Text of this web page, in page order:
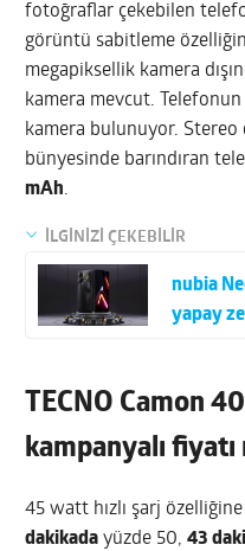
fotoğraflar çekebilen
görüntü sabitleme
megapiksellik kamera
kamera mevcut.
kamera bulunuyor.
bünyesinde barındıran
mAh.
İLGİNİZİ ÇEKEBİLİR
nubia
yapay
TECNO Camon
kampanyalı fiyatı
45 watt hızlı şarj
dakikada yüzde 50,43